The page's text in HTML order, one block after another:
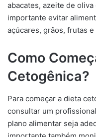
abacates, azeite de
importante evitar
açúcares, grãos, frutas
Como
Cetogênica?
Para começar a dieta
consultar um
plano alimentar seja